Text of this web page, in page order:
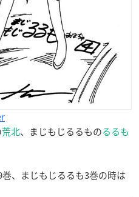
荒北、まじもじるるものるるも
、まじもじるるも3巻の時は